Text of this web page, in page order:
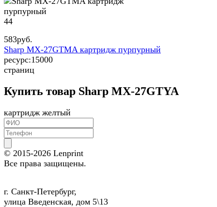
44
583руб.
Sharp MX-27GTMA картридж пурпурный
ресурс:15000
страниц
Купить товар Sharp MX-27GTYA
картридж желтый
© 2015-2026 Lenprint
Все права защищены.
г. Санкт-Петербург,
улица Введенская, дом 5\13